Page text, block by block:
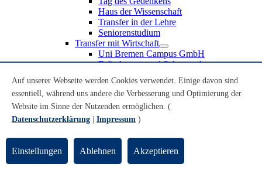
Haus der Wissenschaft
Transfer in der Lehre
Seniorenstudium
Transfer mit Wirtschaft
Uni Bremen Campus GmbH
Erfindungen und Schutzrechte
Recruiting an der Universität Bremen
Weiterbildung an der Universität Bremen
Transfer mit Schule
Schülerinnen und Schüler
Schulklassen
Lehrkräfte
Gründungsunterstützung
Auf unserer Webseite werden Cookies verwendet. Einige davon sind
essentiell, während uns andere die Verbesserung und Optimierung der
Website im Sinne der Nutzenden ermöglichen. (
Datenschutzerklärung
Impressum )
Einstellungen Ablehnen Akzeptieren